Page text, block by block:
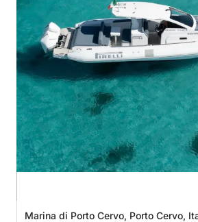
Marina di Porto Cervo, Porto Cervo,